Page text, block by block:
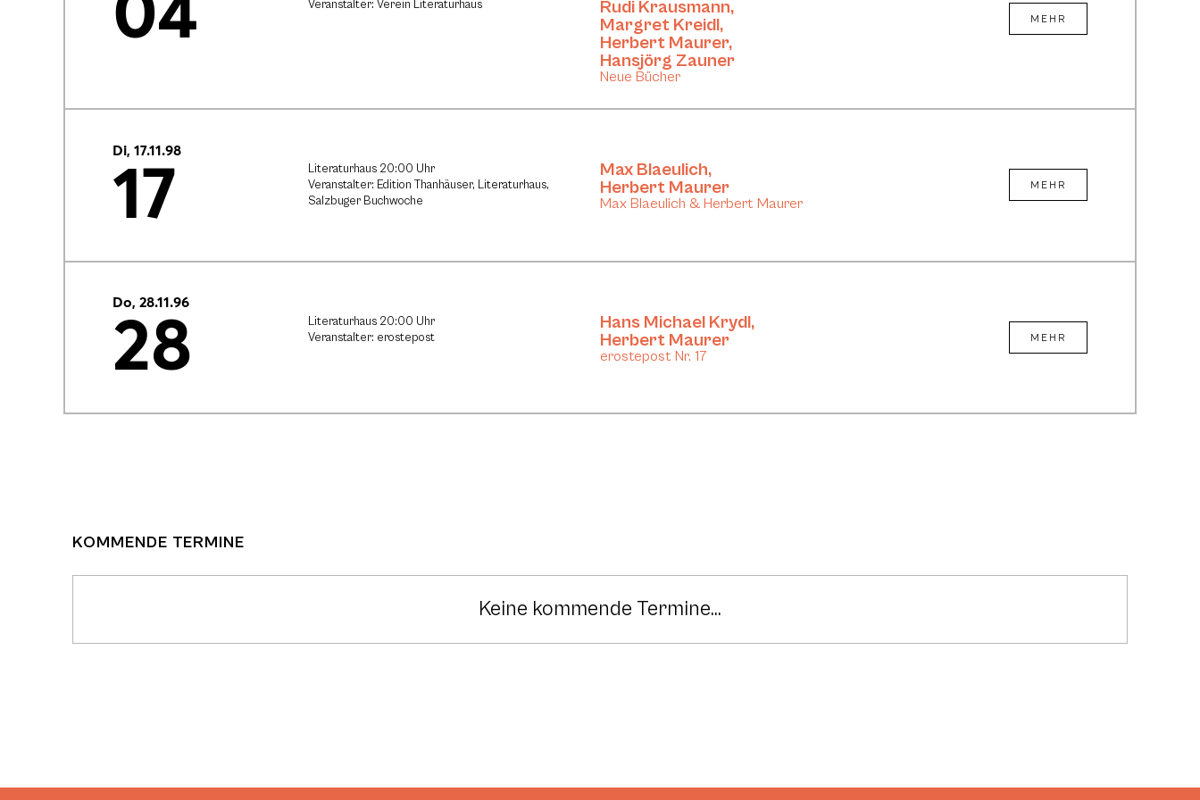
04 Veranstalter: Verein Literaturhaus
Rudi Krausmann,
Margret Kreidl,
Herbert Maurer,
Hansjörg Zauner
Neue Bücher
MEHR
Di, 17.11.98
17
Literaturhaus 20:00 Uhr
Veranstalter: Edition Thanhäuser, Literaturhaus,
Salzbuger Buchwoche
Max Blaeulich,
Herbert Maurer
Max Blaeulich & Herbert Maurer
MEHR
Do, 28.11.96
28
Literaturhaus 20:00 Uhr
Veranstalter: erostepost
Hans Michael Krydl,
Herbert Maurer
erostepost Nr. 17
MEHR
KOMMENDE TERMINE
Keine kommende Termine...